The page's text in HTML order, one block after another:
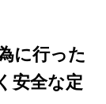
に行った
安全な定